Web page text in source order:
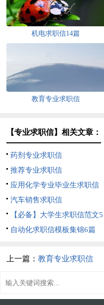
机电求职信14篇
教育专业求职信
【专业求职信】相关文章：
药剂专业求职信
推荐专业求职信
应用化学专业毕业生求职信
汽车销售求职信
【必备】大学生求职信范文5
篇自动化求职信模板集锦6篇
上一篇：教育专业求职信